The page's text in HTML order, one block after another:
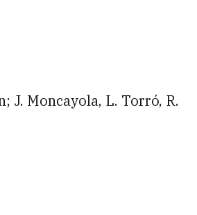
J. Moncayola, L. Torró, R.